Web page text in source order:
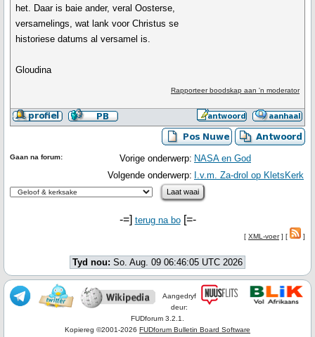
het. Daar is baie ander, veral Oosterse,
versamelings, wat lank voor Christus se
historiese datums al versamel is.
Gloudina
Rapporteer boodskap aan 'n moderator
Vorige onderwerp: NASA en God
Volgende onderwerp: I.v.m. Za-drol op KletsKerk
Gaan na forum:
-=] terug na bo[=-
[ XML-voer] [ ]
Tyd nou: So. Aug. 09 06:46:05 UTC 2026
Aangedryf
deur:
FUDforum 3.2.1.
Kopiereg ©2001-2026 FUDforum Bulletin Board Software